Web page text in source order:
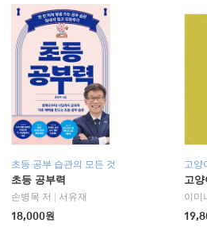
초등 공부 습관의 모든 것
초등 공부력
손병목 저
서유재
18,000원
고양
고
이미